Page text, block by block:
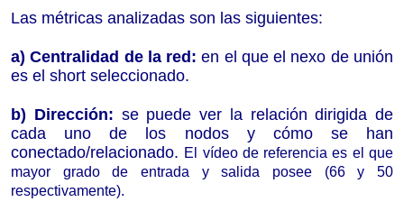
Las métricas analizadas son las siguientes:
a) Centralidad de la red: en el que el nexo de unión
es el short seleccionado.
b) Dirección: se puede ver la relación dirigida de
cada uno de los nodos y cómo se han
conectado/relacionado. El vídeo de referencia es el que
mayor grado de entrada y salida posee (66 y 50
respectivamente).